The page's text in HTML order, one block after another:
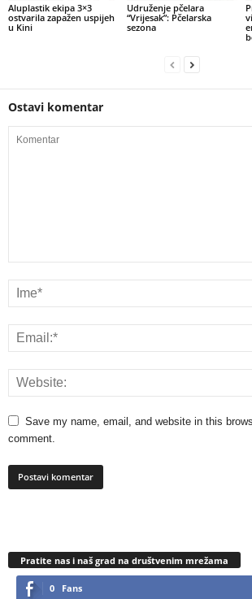
Aluplastik ekipa 3×3
ostvarila zapažen uspijeh
u Kini
Udruženje pčelara
“Vrijesak”: Pčelarska
sezona
Ostavi komentar
Save my name, email, and website in this
comment.
Pratite nas i naš grad na društvenim mrežama
0 Fans